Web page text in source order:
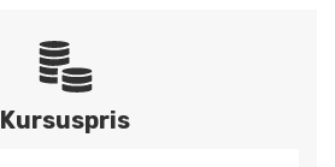
Kursuspris